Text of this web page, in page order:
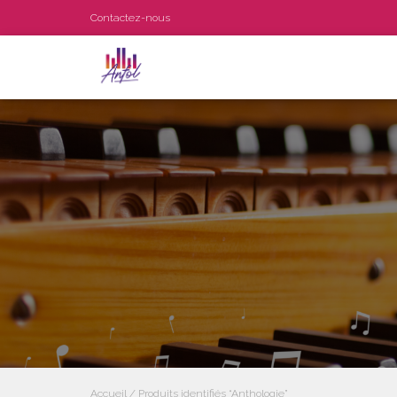
Contactez-nous
Accueil / Produits identifiés “Anthologie”